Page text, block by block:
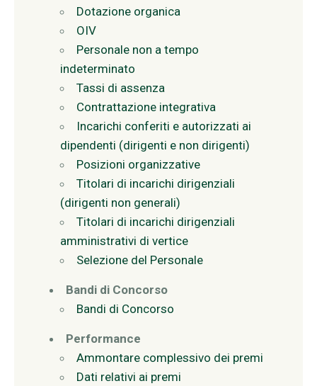
Dotazione organica
OIV
Personale non a tempo
indeterminato
Tassi di assenza
Contrattazione integrativa
Incarichi conferiti e autorizzati ai
dipendenti (dirigenti e non dirigenti)
Posizioni organizzative
Titolari di incarichi dirigenziali
(dirigenti non generali)
Titolari di incarichi dirigenziali
amministrativi di vertice
Selezione del Personale
Bandi di Concorso
Bandi di Concorso
Performance
Ammontare complessivo dei premi
Dati relativi ai premi